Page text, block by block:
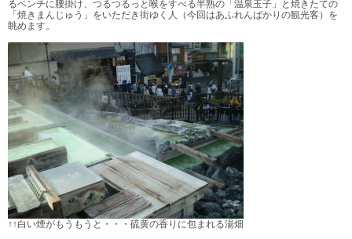
るベンチに腰掛け、つるつるっと喉をすべる半熟の「温泉玉子」と焼きたての
「焼きまんじゅう」をいただき街ゆく人（今回はあふれんばかりの観光客）を
眺めます。
↑↑白い煙がもうもうと・・・硫黄の香りに包まれる湯畑